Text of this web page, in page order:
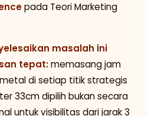
pada Teori Marketing
masalah ini
tepat:memasang jam
di setiap titik strategis
33cm dipilih bukan secara
untuk visibilitas dari jarak 3